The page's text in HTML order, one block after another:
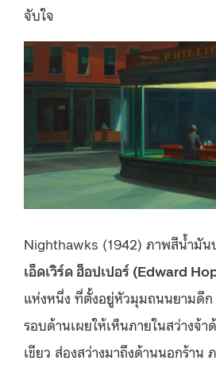
จับใจ
Nighthawks (1942) ภาพสีน้ำมัน
เอ็ดเวิร์ด ฮ็อปเปอร์ (Edward
แห่งหนึ่ง ที่ตั้งอยู่หัวมุมถนนยามดึก
รอบด้านเผยให้เห็นภายในสว่างจ้า
เขียว ส่องสว่างมาถึงด้านนอกร้าน